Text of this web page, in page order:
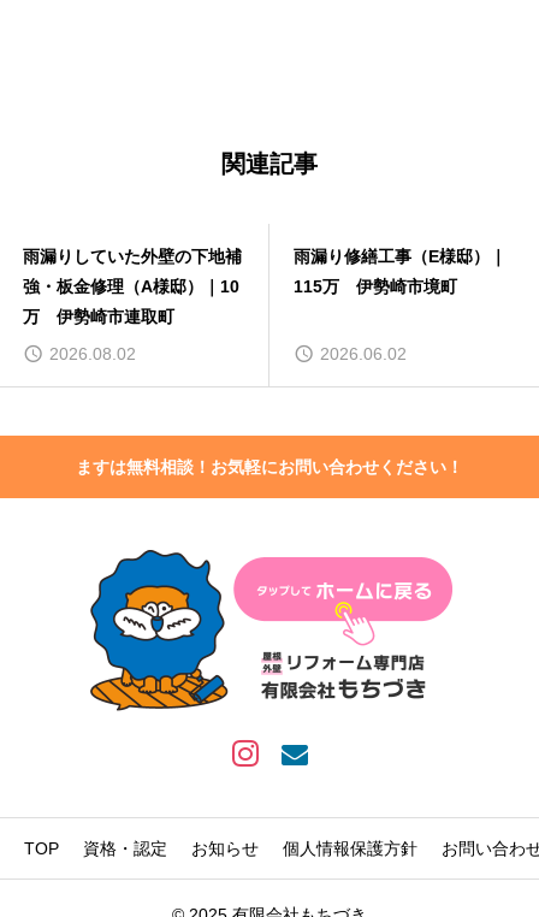
関連記事
雨漏り修繕工事（E様邸）｜
115万 伊勢崎市境町
2026.06.02
波板屋根リフォーム工事（F
様邸）｜150万円税別
2025.07.30
ますは無料相談！お気軽にお問い合わせください！
TOP 資格・認定 お知らせ 個人情報保護方針 お問い合わ